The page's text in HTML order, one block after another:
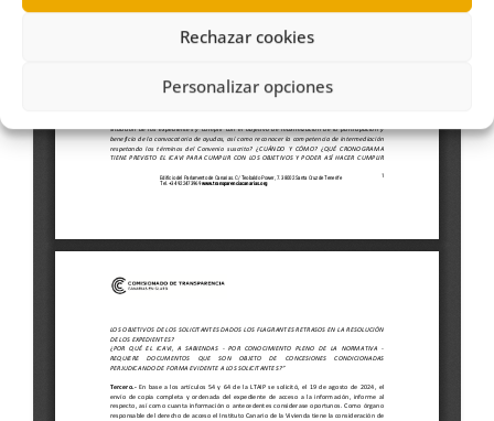
Rechazar cookies
Personalizar opciones